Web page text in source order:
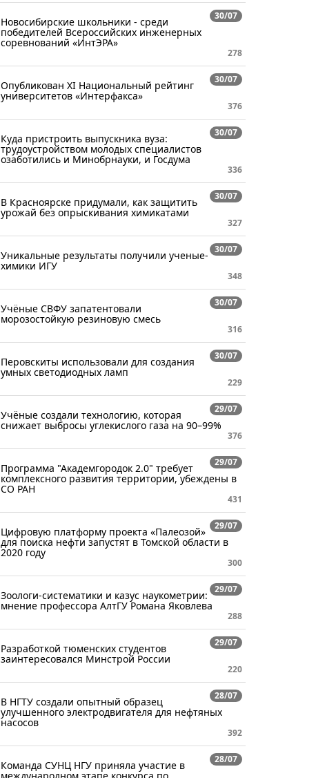
30/07
Новосибирские школьники - среди
победителей Всероссийских инженерных
соревнований «ИнтЭРА»
278
30/07
Опубликован XI Национальный рейтинг
университетов «Интерфакса»
376
30/07
Куда пристроить выпускника вуза:
трудоустройством молодых специалистов
озаботились и Минобрнауки, и Госдума
336
30/07
В Красноярске придумали, как защитить
урожай без опрыскивания химикатами
327
30/07
Уникальные результаты получили ученые-
химики ИГУ
348
30/07
Учёные СВФУ запатентовали
морозостойкую резиновую смесь
316
30/07
Перовскиты использовали для создания
умных светодиодных ламп
229
29/07
Учёные создали технологию, которая
снижает выбросы углекислого газа на 90–99%
376
29/07
Программа "Академгородок 2.0" требует
комплексного развития территории, убеждены в
СО РАН
431
29/07
Цифровую платформу проекта «Палеозой»
для поиска нефти запустят в Томской области в
2020 году
300
29/07
Зоологи-систематики и казус наукометрии:
мнение профессора АлтГУ Романа Яковлева
288
29/07
Разработкой тюменских студентов
заинтересовался Минстрой России
220
28/07
В НГТУ создали опытный образец
улучшенного электродвигателя для нефтяных
насосов
392
28/07
Команда СУНЦ НГУ приняла участие в